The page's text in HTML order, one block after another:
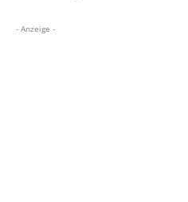
- Anzeige -